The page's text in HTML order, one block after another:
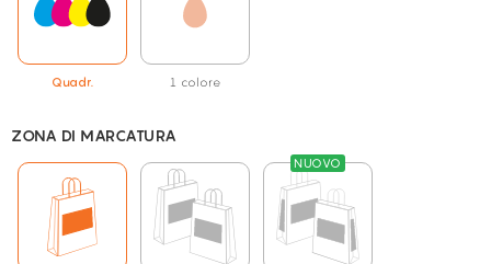
Quadr. 1 colore
ZONA DI MARCATURA
NUOVO